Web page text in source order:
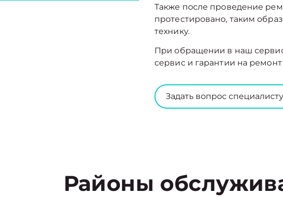
Также после проведение
протестировано, таким
технику.
При обращении в наш
сервис и гарантии на
Задать вопрос специалисту
Районы